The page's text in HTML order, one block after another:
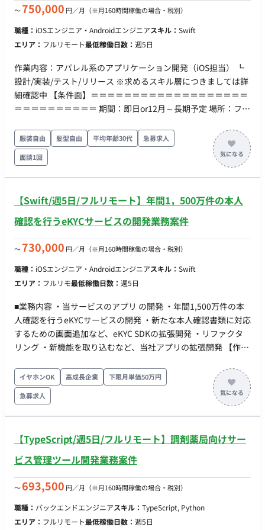
〜750,000 円／月 （※月160時間稼働の場合・税別）
職種： iOSエンジニア・Androidエンジニアスキル： Swift
エリア： フルリモート最低稼働日数： 週5日
作業内容：アパレル系のアプリケーション開発（iOS担当） ┗
設計/実装/テスト/リリース ※求めるスキル層につきましては詳
細確認中 【条件面】＝＝＝＝＝＝＝＝＝＝＝＝＝＝＝＝＝＝＝
＝＝＝＝＝＝＝＝＝＝ 期間：即日or12月～長期予定 場所：フル
服装自由 髪型自由 平均年齢30代
急募求人
面談1回
【Swift/週5日/フルリモート】年間1，500万件の本人
確認を行うeKYCサービスの開発業務案件
〜730,000 円／月 （※月160時間稼働の場合・税別）
職種： iOSエンジニア・Androidエンジニアスキル： Swift
エリア： フルリモ最低稼働日数： 週5日
■業務内容 ・当サービスのアプリ の開発 ・年間1,500万件の本
人確認を行うeKYCサービスの開発 ・新たな本人確認書類に対応
するための画面追加など、eKYC SDKの拡張開発 ・リファクタ
リング ・新機能を取り込むなど、当社アプリの拡張開発 【作業
エンハンス開発 ・リファクタリング ・新機能を取り込むなど、
当アプリの拡張開発 【稼働日数】週5日 【働き方】フルリモー
ト
イヤホンOK 高成長企業
下限月単価50万円
急募求人
【TypeScript/週5日/フルリモート】調剤薬局向けサー
ビス管理ツール開発業務案件
〜693,500 円／月 （※月160時間稼働の場合・税別）
職種： バックエンドエンジニアスキル： TypeScript, Python
エリア： フルリモート最低稼働日数： 週5日